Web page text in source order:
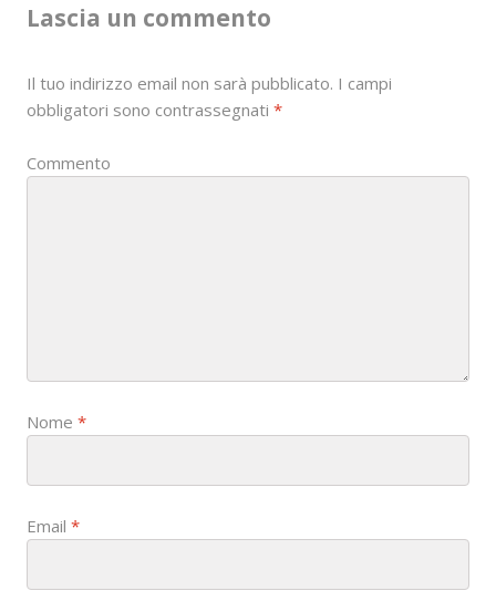
a
v
i
g
n
Lascia un commento
Il tuo indirizzo email non sarà pubblicato. I campi
obbligatori sono contrassegnati *
Commento
Nome *
Email *